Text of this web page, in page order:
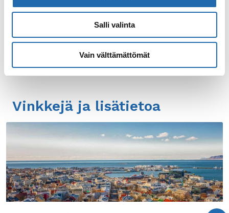
Salli valinta
Vain välttämättömät
alk. 1 335 €/hlö
Vinkkejä ja lisätietoa